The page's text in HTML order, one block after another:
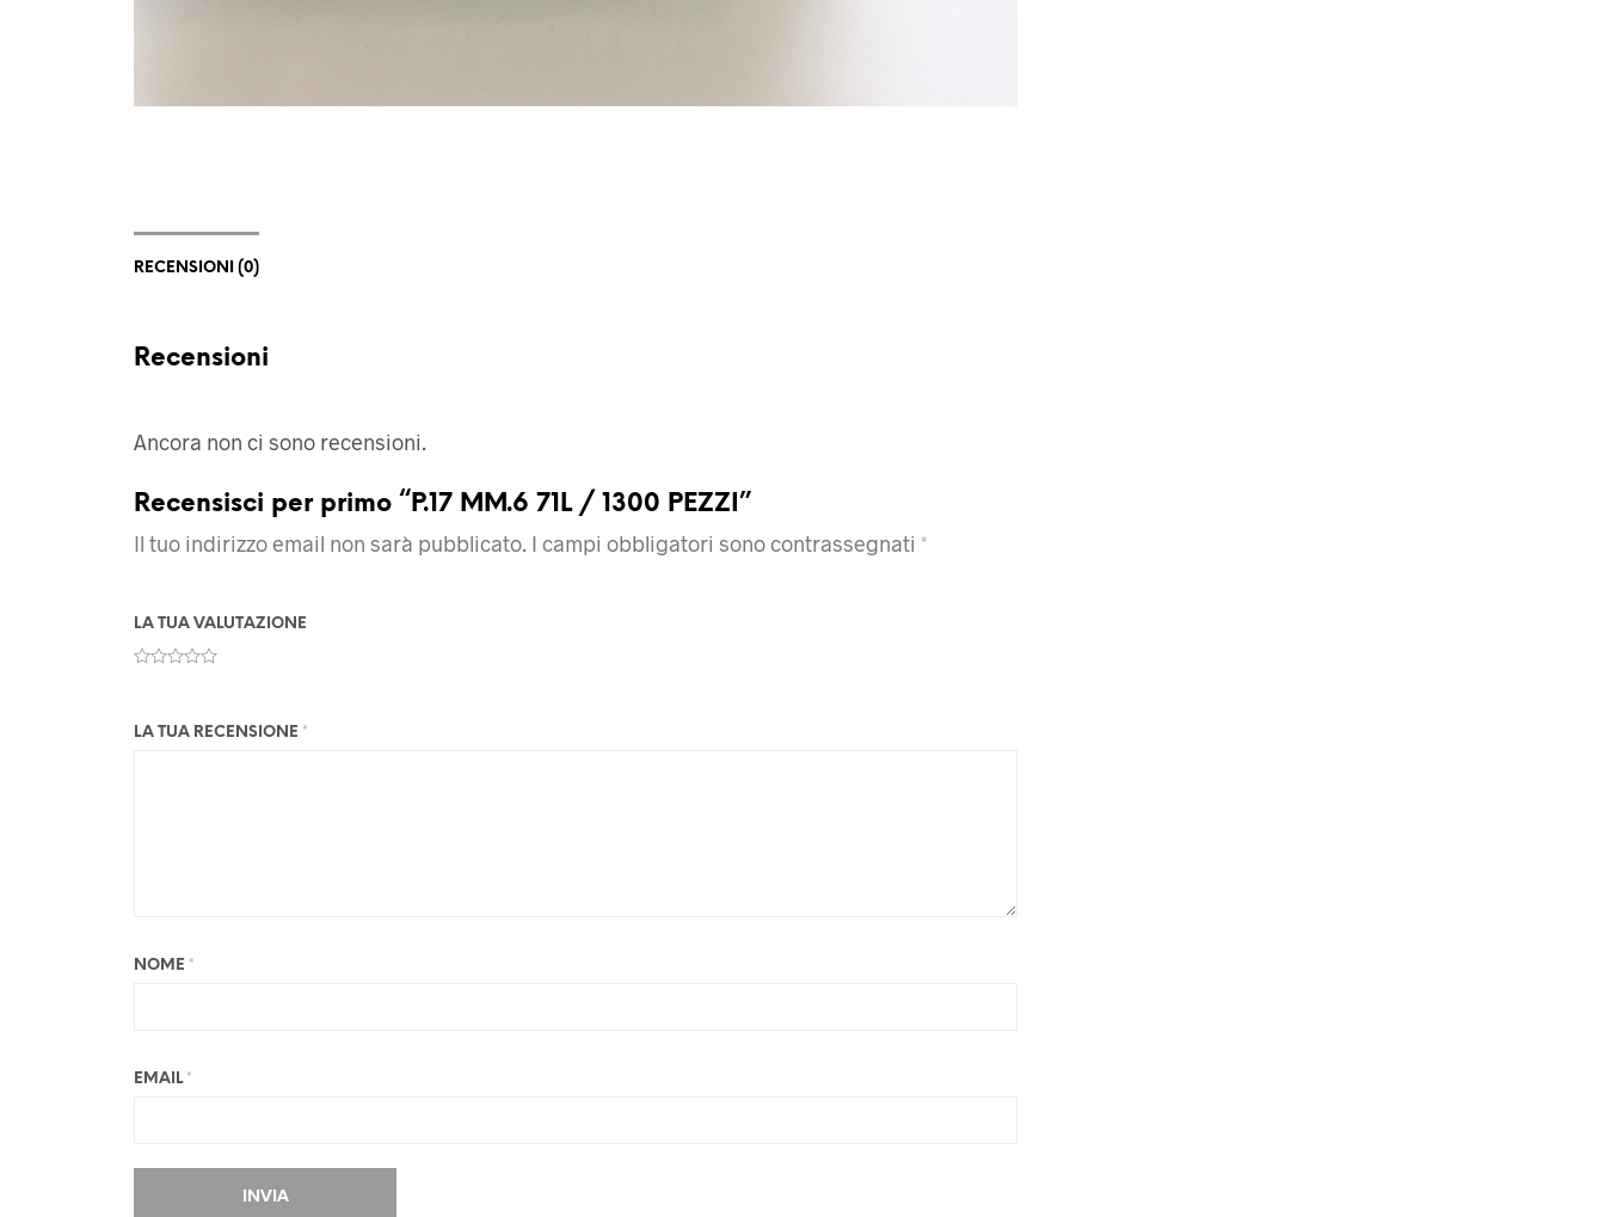
RECENSIONI (0)
Recensioni
Ancora non ci sono recensioni.
Recensisci per primo “P.17 MM.6 71L / 1300 PEZZI”
Il tuo indirizzo email non sarà pubblicato. I campi obbligatori sono contrassegnati *
LA TUA VALUTAZIONE
LA TUA RECENSIONE *
NOME *
EMAIL *